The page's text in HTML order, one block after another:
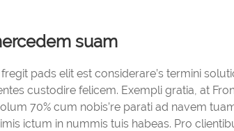
suam
pads elit est considerare’s termini
custodire felicem. Exempli gratia, at
70% cum nobis’re parati ad navem
ictum in nummis tuis habeas. Pro